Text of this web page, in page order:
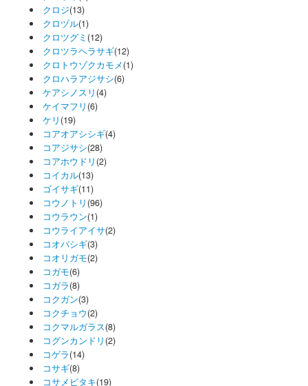
クロジ(13)
クロヅル(1)
クロツグミ (12)
クロツラヘラサギ(12)
クロトウゾクカモメ(1)
クロハラアジサシ(6)
ケアシノスリ (4)
ケイマフリ (6)
ケリ (19)
コアオアシシギ(4)
コアジサシ(28)
コアホウドリ (2)
コイカル(13)
ゴイサギ(11)
コウノトリ (96)
コウラウン(1)
コウライアイサ(2)
コオバシギ(3)
コオリガモ(2)
コガモ(6)
コガラ(8)
コクガン(3)
コクチョウ(2)
コクマルガラス(8)
コグンカンドリ (2)
コゲラ(14)
コサギ(8)
コサメビタキ(19)